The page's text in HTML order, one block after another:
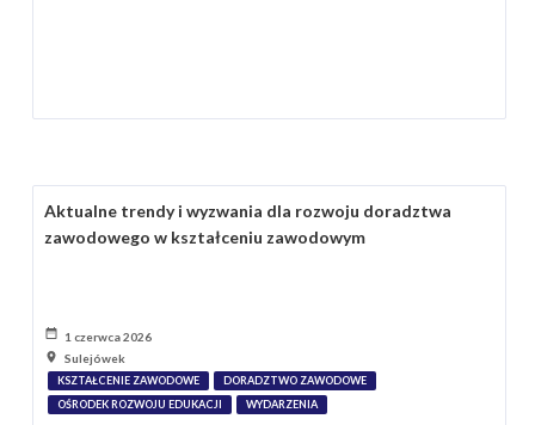
Aktualne trendy i wyzwania dla rozwoju doradztwa
zawodowego w kształceniu zawodowym
1 czerwca 2026
Sulejówek
KSZTAŁCENIE ZAWODOWE
DORADZTWO ZAWODOWE
OŚRODEK ROZWOJU EDUKACJI
WYDARZENIA